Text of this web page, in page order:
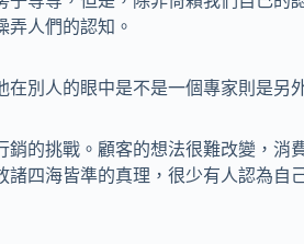
弄人們的認知。
別人的眼中是不是一個專家則是另
的挑戰。顧客的想法很難改變，消
四海皆準的真理，很少有人認為自